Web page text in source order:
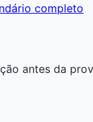
completo
antes da